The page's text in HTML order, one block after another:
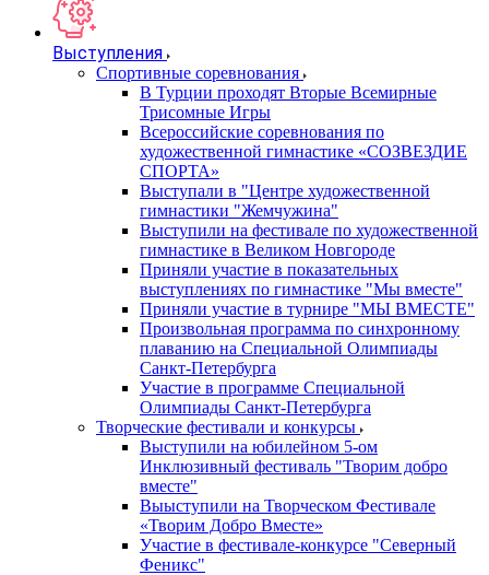
Выступления
Спортивные соревнования
В Турции проходят Вторые Всемирные
Трисомные Игры
Всероссийские соревнования по
художественной гимнастике «СОЗВЕЗДИЕ
СПОРТА»
Выступали в "Центре художественной
гимнастики "Жемчужина"
Выступили на фестивале по художественной
гимнастике в Великом Новгороде
Приняли участие в показательных
выступлениях по гимнастике "Мы вместе"
Приняли участие в турнире "МЫ ВМЕСТЕ"
Произвольная программа по синхронному
плаванию на Специальной Олимпиады
Санкт-Петербурга
Участие в программе Специальной
Олимпиады Санкт-Петербурга
Творческие фестивали и конкурсы
Выступили на юбилейном 5-ом
Инклюзивный фестиваль "Творим добро
вместе"
Выыступили на Творческом Фестивале
«Творим Добро Вместе»
Участие в фестивале-конкурсе "Северный
Феникс"